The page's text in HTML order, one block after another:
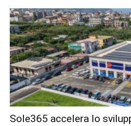
Sole365 accelera lo